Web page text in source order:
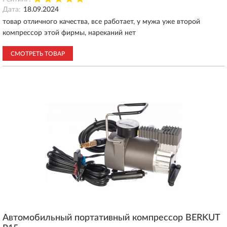
Дата: 18.09.2024
товар отличного качества, все работает, у мужа уже второй
компрессор этой фирмы, нареканий нет
СМОТРЕТЬ ТОВАР
Автомобильный портативный компрессор BERKUT